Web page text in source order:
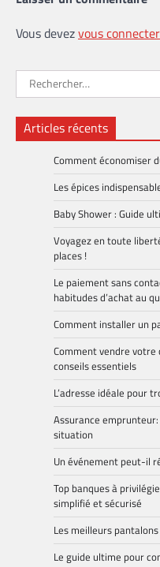
Vous devezvous connecter
Rechercher :
Articles récents
Comment économiser
Les épices
Baby Shower : Guide
Voyagez en toute
places !
Le paiement sans
habitudes d’achat au
Comment installer un
Comment vendre votre
conseils essentiels
L’adresse idéale pour
Assurance
situation
Un événement peut-il
Top banques à
simplifié et sécurisé
Les meilleurs
Le guide ultime pour